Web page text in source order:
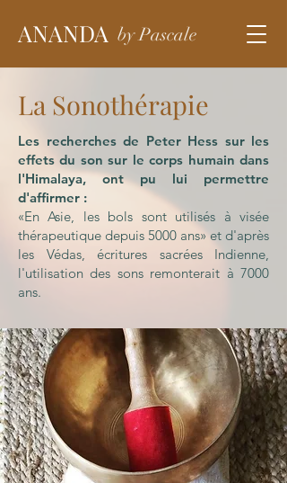
ANANDA by Pascale
La Sonothérapie
Les recherches de Peter Hess sur les
effets du son sur le corps humain dans
l'Himalaya, ont pu lui permettre
d'affirmer :
«En Asie, les bols sont utilisés à visée
thérapeutique depuis 5000 ans» et d'après
les Védas, écritures sacrées Indienne,
l'utilisation des sons remonterait à 7000
ans.